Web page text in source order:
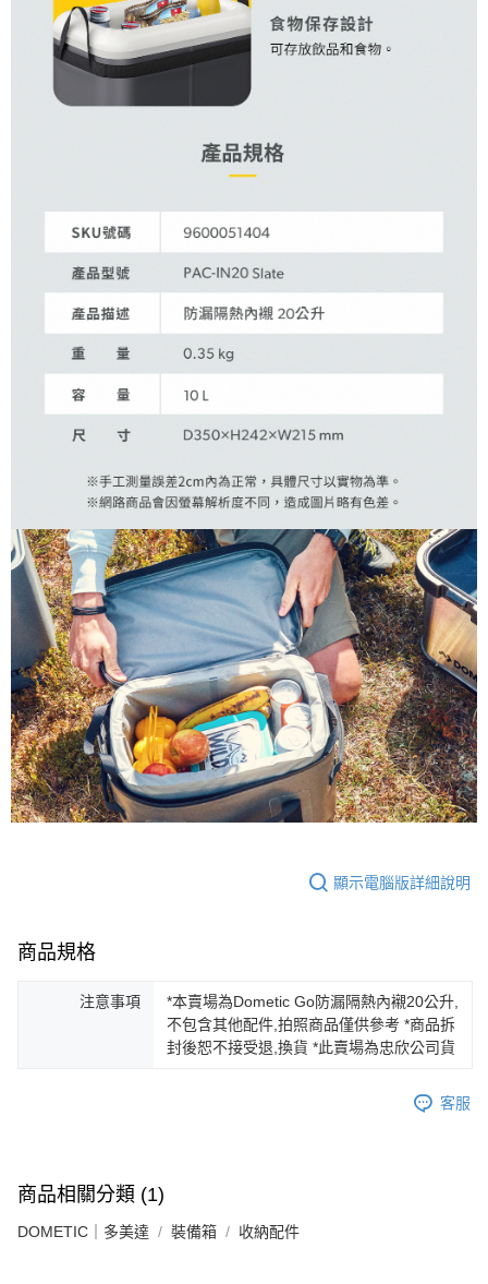
顯示電腦版詳細說明
商品規格
注意事項
*本賣場為Dometic Go防漏隔熱內襯20公升,
不包含其他配件,拍照商品僅供參考 *商品拆
封後恕不接受退,換貨 *此賣場為忠欣公司貨
客服
商品相關分類 (1)
DOMETIC｜多美達 裝備箱 收納配件